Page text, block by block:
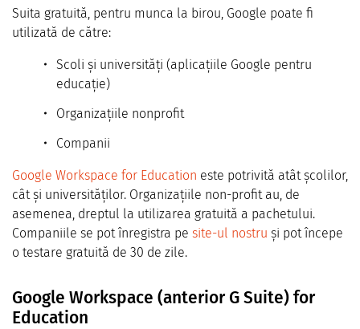
Suita gratuită, pentru munca la birou, Google poate fi
utilizată de către:
Scoli și universități (aplicațiile Google pentru
educație)
Organizațiile nonprofit
Companii
Google Workspace for Education este potrivită atât școlilor,
cât și universităților. Organizațiile non-profit au, de
asemenea, dreptul la utilizarea gratuită a pachetului.
Companiile se pot înregistra pe site-ul nostru și pot începe
o testare gratuită de 30 de zile.
Google Workspace (anterior G Suite) for
Education